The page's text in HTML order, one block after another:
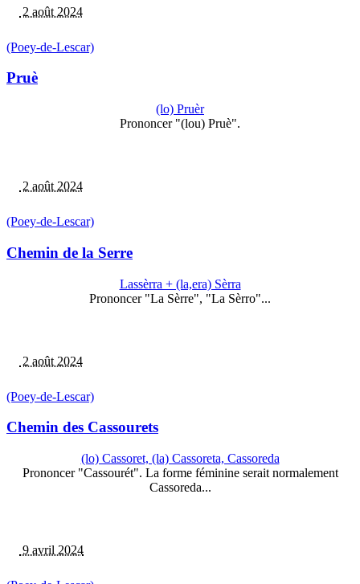
2 août 2024
(Poey-de-Lescar)
Pruè
(lo) Pruèr
Prononcer "(lou) Pruè".
2 août 2024
(Poey-de-Lescar)
Chemin de la Serre
Lassèrra + (la,era) Sèrra
Prononcer "La Sèrre", "La Sèrro"...
2 août 2024
(Poey-de-Lescar)
Chemin des Cassourets
(lo) Cassoret, (la) Cassoreta, Cassoreda
Prononcer "Cassourét". La forme féminine serait normalement
Cassoreda...
9 avril 2024